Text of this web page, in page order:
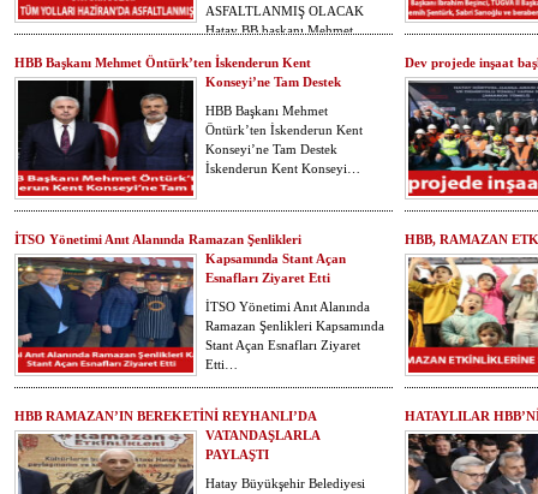
ASFALTLANMIŞ OLACAK
Hatay BB başkanı Mehmet…
Hatay Büyükşehir
Başkanı Mehmet
TÜGVA Genel
Beşinci, TÜGVA…
HBB Başkanı Mehmet Öntürk’ten İskenderun Kent
Konseyi’ne Tam Destek
HBB Başkanı Mehmet
Öntürk’ten İskenderun Kent
Konseyi’ne Tam Destek
İskenderun Kent Konseyi…
Dev projede inşaat
İTSO Yönetimi Anıt Alanında Ramazan Şenlikleri
Kapsamında Stant Açan
Esnafları Ziyaret Etti
İTSO Yönetimi Anıt Alanında
Ramazan Şenlikleri Kapsamında
Stant Açan Esnafları Ziyaret
Etti…
HBB, RAMAZAN
HBB RAMAZAN’IN BEREKETİNİ REYHANLI’DA
VATANDAŞLARLA
PAYLAŞTI
Hatay Büyükşehir Belediyesi
HATAYLILAR